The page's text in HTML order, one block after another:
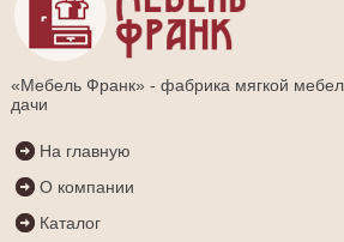
«Мебель Франк» - фабрика мягкой
дачи
На главную
О компании
Каталог